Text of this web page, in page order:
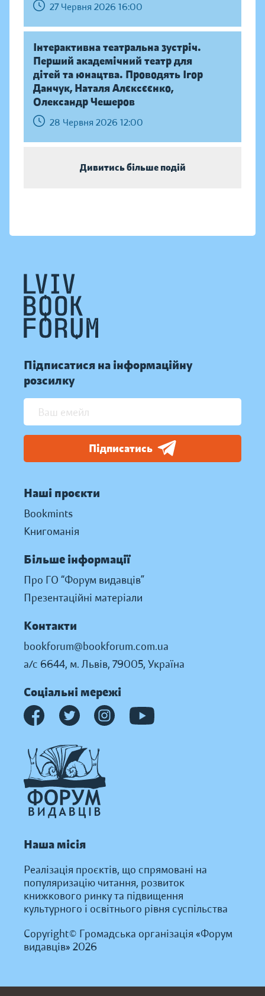
27 Червня 2026 16:00
Інтерактивна театральна зустріч.
Перший академічний театр для
дітей та юнацтва. Проводять Ігор
Данчук, Наталя Алєксєєнко,
Олександр Чешеров
28 Червня 2026 12:00
Дивитись більше подій
Підписатися на інформаційну
розсилку
Підписатись
Наші проєкти
Bookmints
Книгоманія
Більше інформації
Про ГО “Форум видавців”
Презентаційні матеріали
Контакти
bookforum@bookforum.com.ua
а/с 6644, м. Львів, 79005, Україна
Соціальні мережі
Наша місія
Реалізація проєктів, що спрямовані на
популяризацію читання, розвиток
книжкового ринку та підвищення
культурного і освітнього рівня суспільства
Copyright© Громадська організація «Форум
видавців» 2026